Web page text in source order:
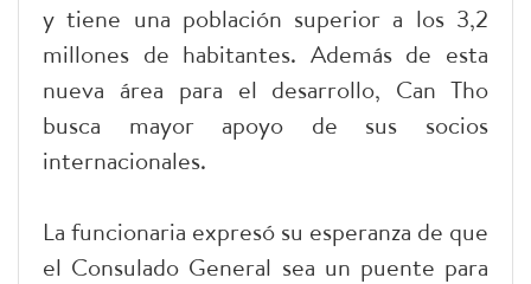
y tiene una población superior a los 3,2
millones de habitantes. Además de esta
nueva área para el desarrollo, Can Tho
busca mayor apoyo de sus socios
internacionales.
La funcionaria expresó su esperanza de que
el Consulado General sea un puente para